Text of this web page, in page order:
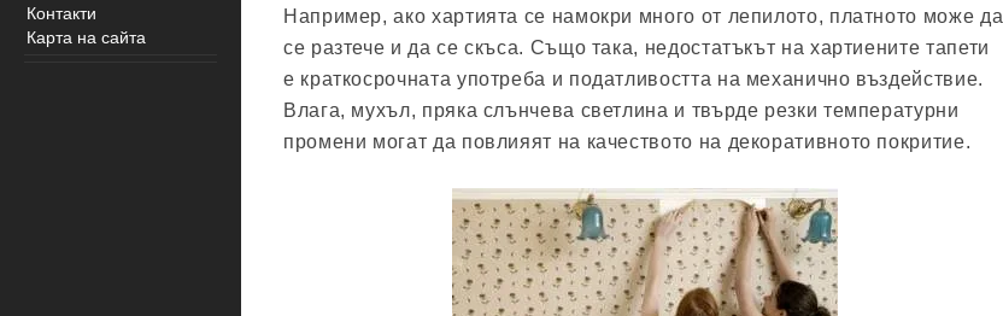
Например, ако хартията се намокри много от лепилото, платното може да
се разтече и да се скъса. Също така, недостатъкът на хартиените тапети
е краткосрочната употреба и податливостта на механично въздействие.
Влага, мухъл, пряка слънчева светлина и твърде резки температурни
промени могат да повлияят на качеството на декоративното покритие.
Контакти
Карта на сайта